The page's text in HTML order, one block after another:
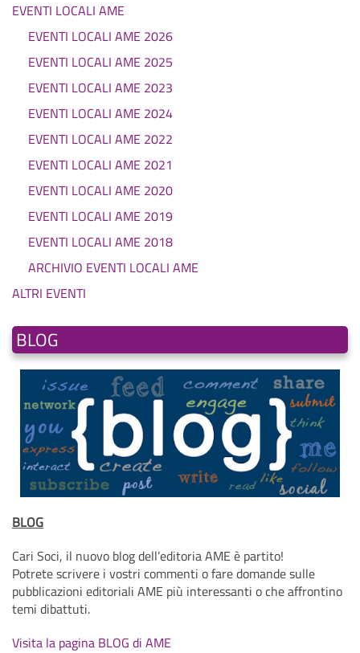
EVENTI LOCALI AME
EVENTI LOCALI AME 2026
EVENTI LOCALI AME 2025
EVENTI LOCALI AME 2023
EVENTI LOCALI AME 2024
EVENTI LOCALI AME 2022
EVENTI LOCALI AME 2021
EVENTI LOCALI AME 2020
EVENTI LOCALI AME 2019
EVENTI LOCALI AME 2018
ARCHIVIO EVENTI LOCALI AME
ALTRI EVENTI
BLOG
BLOG
Cari Soci, il nuovo blog dell’editoria AME è partito!
Potrete scrivere i vostri commenti o fare domande sulle
pubblicazioni editoriali AME più interessanti o che affrontino
temi dibattuti.
Visita la pagina BLOG di AME